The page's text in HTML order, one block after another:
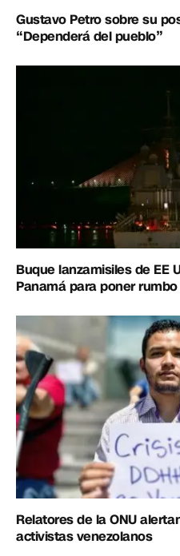
Gustavo Petro sobre su
“Dependerá del pueblo”
Buque lanzamisiles de EE
Panamá para poner
Relatores de la ONU
activistas venezolanos